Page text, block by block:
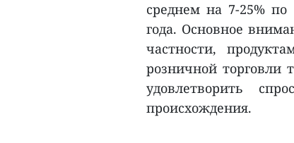
среднем на 7-25%
года. Основное
частности,
розничной торговли
удовлетворить
происхождения.